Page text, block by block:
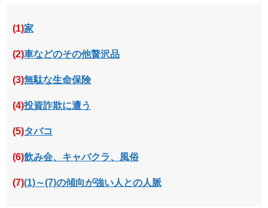
(1)家
(2)車などのその他贅沢品
(3)無駄な生命保険
(4)投資詐欺に遭う
(5)タバコ
(6)飲み会、キャバクラ、風俗
(7)(1)～(7)の傾向が強い人との人脈